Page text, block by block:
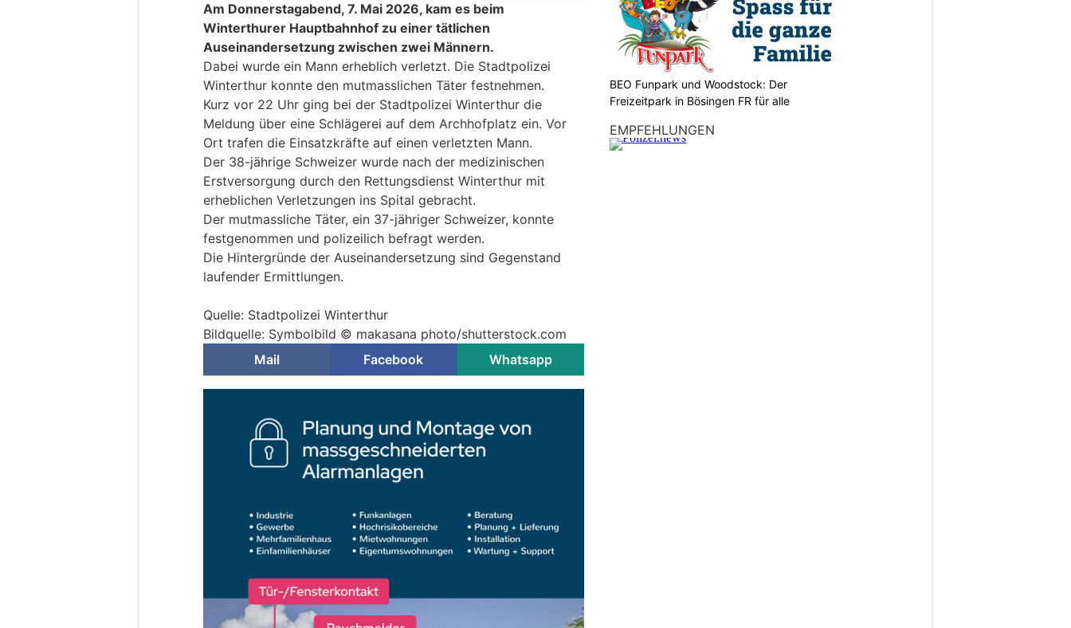
Am Donnerstagabend, 7. Mai 2026, kam es beim
Winterthurer Hauptbahnhof zu einer tätlichen
Auseinandersetzung zwischen zwei Männern.
Dabei wurde ein Mann erheblich verletzt. Die Stadtpolizei
Winterthur konnte den mutmasslichen Täter festnehmen.
Kurz vor 22 Uhr ging bei der Stadtpolizei Winterthur die
Meldung über eine Schlägerei auf dem Archhofplatz ein. Vor
Ort trafen die Einsatzkräfte auf einen verletzten Mann.
Der 38-jährige Schweizer wurde nach der medizinischen
Erstversorgung durch den Rettungsdienst Winterthur mit
erheblichen Verletzungen ins Spital gebracht.
Der mutmassliche Täter, ein 37-jähriger Schweizer, konnte
festgenommen und polizeilich befragt werden.
Die Hintergründe der Auseinandersetzung sind Gegenstand
laufender Ermittlungen.
Quelle: Stadtpolizei Winterthur
Bildquelle: Symbolbild © makasana photo/shutterstock.com
Mail
Facebook Whatsapp
BEO Funpark und Woodstock: Der
Freizeitpark in Bösingen FR für alle
EMPFEHLUNGEN